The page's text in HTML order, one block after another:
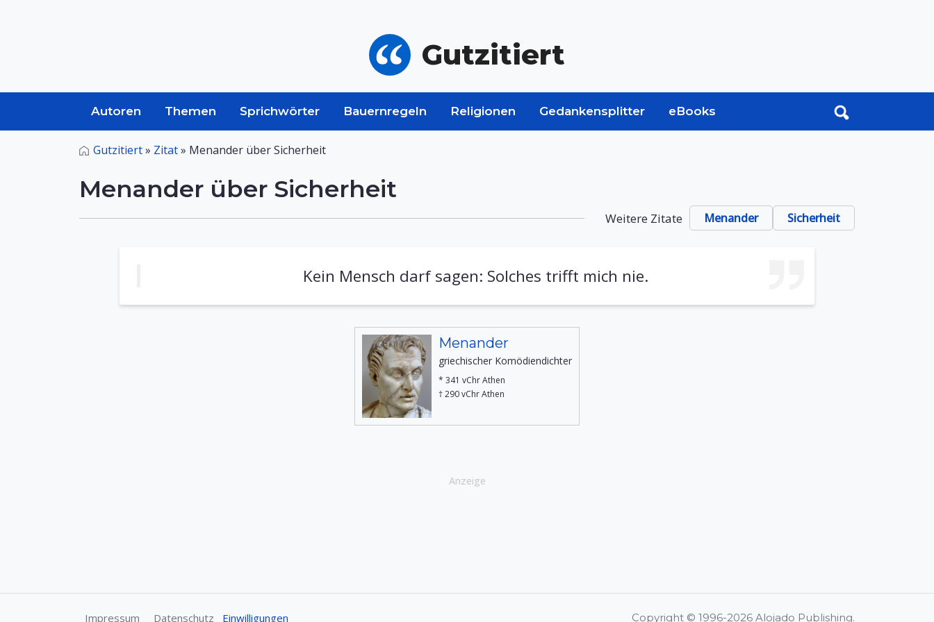
Gutzitiert
Autoren Themen Sprichwörter Bauernregeln Religionen Gedankensplitter eBooks
Gutzitiert» Zitat» Menander über Sicherheit
Menander über Sicherheit
Weitere Zitate Menander Sicherheit
Kein Mensch darf sagen: Solches trifft mich nie.
Menander
griechischer Komödiendichter
* 341 vChr Athen
† 290 vChr Athen
Anzeige
Impressum Datenschutz Einwilligungen Copyright © 1996-2026 Alojado Publishing.